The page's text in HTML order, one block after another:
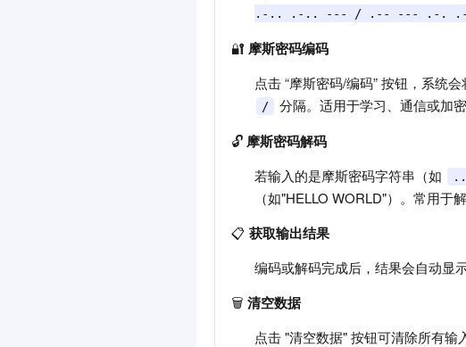
.-.. .-.. --- / .-- --- .-. .-
🔐 摩斯密码编码
点击 “摩斯密码/编码” 按钮，系统
/
分隔。适用于学习、通信或加密
🔓 摩斯密码解码
若输入的是摩斯密码字符串（如
（如"HELLO WORLD"）。常用于
📋 获取输出结果
编码或解码完成后，结果会自动显
🗑️ 清空数据
点击 "清空数据" 按钮可清除所有